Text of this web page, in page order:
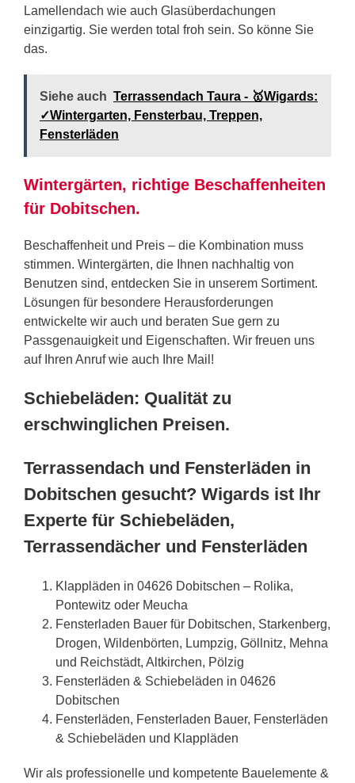
Lamellendach wie auch Glasüberdachungen
einzigartig. Sie werden total froh sein. So könne Sie
das.
Siehe auch Terrassendach Taura - 🥇Wigards:
✓Wintergarten, Fensterbau, Treppen,
Fensterläden
Wintergärten, richtige Beschaffenheiten
für Dobitschen.
Beschaffenheit und Preis – die Kombination muss
stimmen. Wintergärten, die Ihnen nachhaltig von
Benutzen sind, entdecken Sie in unserem Sortiment.
Lösungen für besondere Herausforderungen
entwickelte wir auch und beraten Sue gern zu
Passgenauigkeit und Eigenschaften. Wir freuen uns
auf Ihren Anruf wie auch Ihre Mail!
Schiebeläden: Qualität zu
erschwinglichen Preisen.
Terrassendach und Fensterläden in
Dobitschen gesucht? Wigards ist Ihr
Experte für Schiebeläden,
Terrassendächer und Fensterläden
Klappläden in 04626 Dobitschen – Rolika,
Pontewitz oder Meucha
Fensterladen Bauer für Dobitschen, Starkenberg,
Drogen, Wildenbörten, Lumpzig, Göllnitz, Mehna
und Reichstädt, Altkirchen, Pölzig
Fensterläden & Schiebeläden in 04626
Dobitschen
Fensterläden, Fensterladen Bauer, Fensterläden
& Schiebeläden und Klappläden
Wir als professionelle und kompetente Bauelemente &